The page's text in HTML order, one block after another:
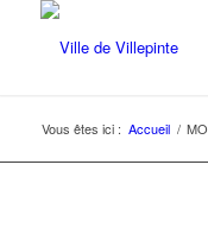
Vous êtes ici : Accueil /